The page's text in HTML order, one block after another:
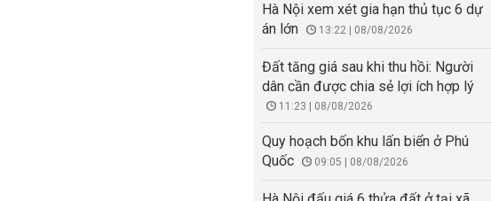
Hà Nội xem xét gia hạn thủ tục 6 dự
án lớn
13:22 | 08/08/2026
Đất tăng giá sau khi thu hồi: Người
dân cần được chia sẻ lợi ích hợp lý
11:23 | 08/08/2026
Quy hoạch bốn khu lấn biển ở Phú
Quốc
09:05 | 08/08/2026